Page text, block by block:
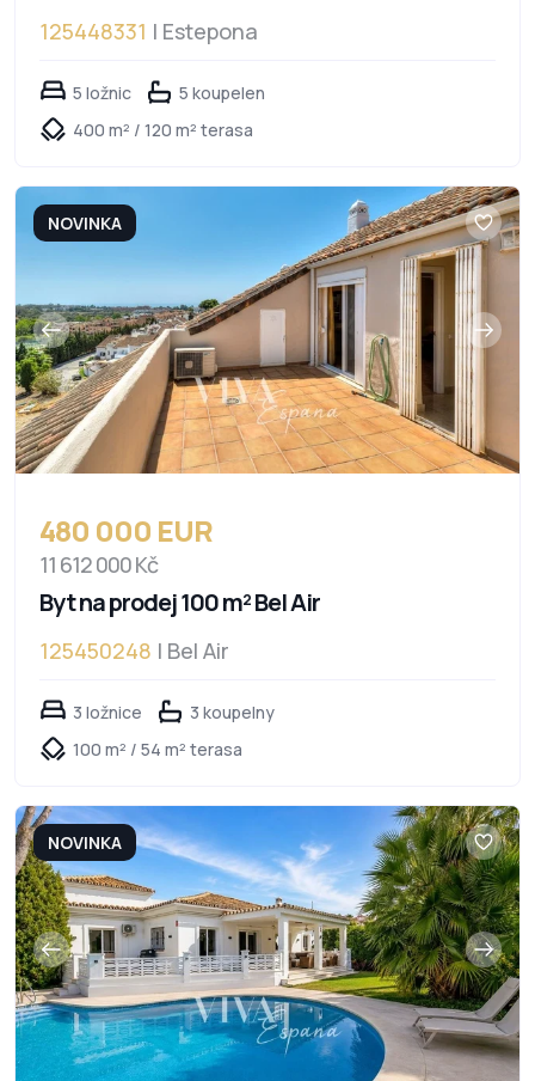
125448331 | Estepona
5 ložnic
5 koupelen
400 m² / 120 m² terasa
NOVINKA
480 000 EUR
11 612 000 Kč
Byt na prodej 100 m² Bel Air
125450248 | Bel Air
3 ložnice
3 koupelny
100 m² / 54 m² terasa
NOVINKA